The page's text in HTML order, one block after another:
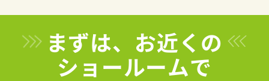
まずは、お近くの
ショールームで